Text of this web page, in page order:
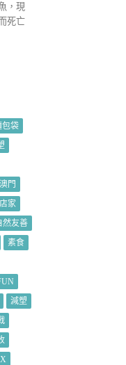
，現
死亡
包袋
澳門
家
然友善
素食
減塑